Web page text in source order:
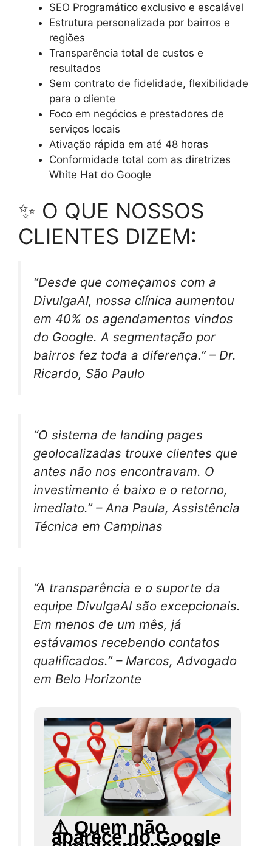
SEO Programático exclusivo e escalável
Estrutura personalizada por bairros e
regiões
Transparência total de custos e
resultados
Sem contrato de fidelidade, flexibilidade
para o cliente
Foco em negócios e prestadores de
serviços locais
Ativação rápida em até 48 horas
Conformidade total com as diretrizes
White Hat do Google
✨ O QUE NOSSOS
CLIENTES DIZEM:
“Desde que começamos com a
DivulgaAI, nossa clínica aumentou
em 40% os agendamentos vindos
do Google. A segmentação por
bairros fez toda a diferença.” – Dr.
Ricardo, São Paulo
“O sistema de landing pages
geolocalizadas trouxe clientes que
antes não nos encontravam. O
investimento é baixo e o retorno,
imediato.” – Ana Paula, Assistência
Técnica em Campinas
“A transparência e o suporte da
equipe DivulgaAI são excepcionais.
Em menos de um mês, já
estávamos recebendo contatos
qualificados.” – Marcos, Advogado
em Belo Horizonte
⚠️ Quem não
aparece no Google